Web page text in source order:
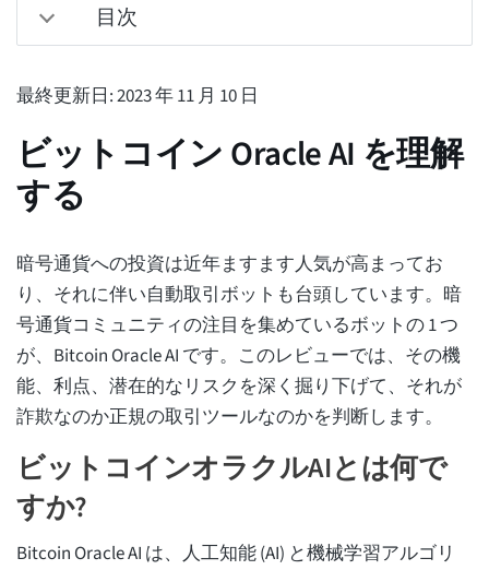
目次
最終更新日: 2023 年 11 月 10 日
ビットコイン Oracle AI を理解
する
暗号通貨への投資は近年ますます人気が高まってお
り、それに伴い自動取引ボットも台頭しています。暗
号通貨コミュニティの注目を集めているボットの 1 つ
が、Bitcoin Oracle AI です。このレビューでは、その機
能、利点、潜在的なリスクを深く掘り下げて、それが
詐欺なのか正規の取引ツールなのかを判断します。
ビットコインオラクルAIとは何で
すか?
Bitcoin Oracle AI は、人工知能 (AI) と機械学習アルゴリ